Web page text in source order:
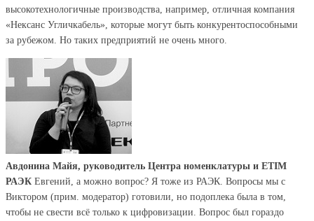
высокотехнологичные производства, например, отличная компания
«Нексанс Угличкабель», которые могут быть конкурентоспособными
за рубежом. Но таких предприятий не очень много.
Авдонина Майя, руководитель Центра номенклатуры и ETIM
РАЭК Евгений, а можно вопрос? Я тоже из РАЭК. Вопросы мы с
Виктором (прим. модератор) готовили, но подоплека была в том,
чтобы не свести всё только к цифровизации. Вопрос был гораздо